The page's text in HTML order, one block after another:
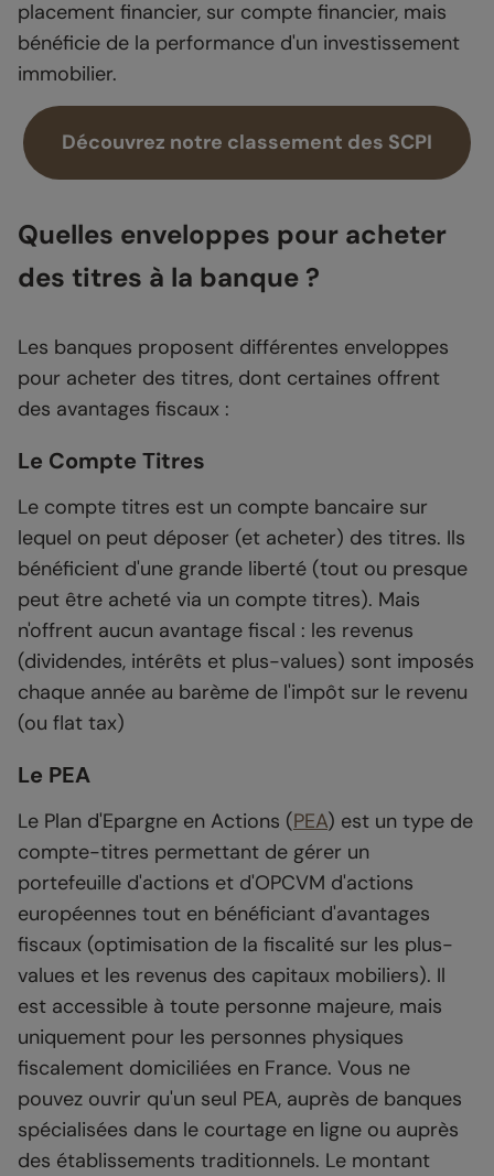
placement financier, sur compte financier, mais
bénéficie de la performance d'un investissement
immobilier.
Découvrez notre classement des SCPI
Quelles enveloppes pour acheter
des titres à la banque ?
Les banques proposent différentes enveloppes
pour acheter des titres, dont certaines offrent
des avantages fiscaux :
Le Compte Titres
Le compte titres est un compte bancaire sur
lequel on peut déposer (et acheter) des titres. Ils
bénéficient d'une grande liberté (tout ou presque
peut être acheté via un compte titres). Mais
n'offrent aucun avantage fiscal : les revenus
(dividendes, intérêts et plus-values) sont imposés
chaque année au barème de l'impôt sur le revenu
(ou flat tax)
Le PEA
Le Plan d'Epargne en Actions (PEA) est un type de
compte-titres permettant de gérer un
portefeuille d'actions et d'OPCVM d'actions
européennes tout en bénéficiant d'avantages
fiscaux (optimisation de la fiscalité sur les plus-
values et les revenus des capitaux mobiliers). Il
est accessible à toute personne majeure, mais
uniquement pour les personnes physiques
fiscalement domiciliées en France. Vous ne
pouvez ouvrir qu'un seul PEA, auprès de banques
spécialisées dans le courtage en ligne ou auprès
des établissements traditionnels. Le montant